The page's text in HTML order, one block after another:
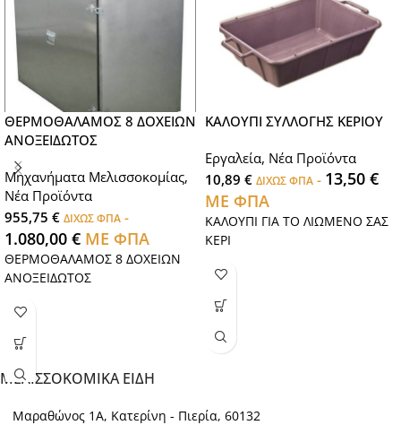
ΘΕΡΜΟΘΑΛΑΜΟΣ 8 ΔΟΧΕΙΩΝ
ΑΝΟΞΕΙΔΩΤΟΣ
Μηχανήματα Μελισσοκομίας,
Νέα Προϊόντα
955,75 € ΔΙΧΩΣ ΦΠΑ -
1.080,00 € ΜΕ ΦΠΑ
ΘΕΡΜΟΘΑΛΑΜΟΣ 8 ΔΟΧΕΙΩΝ
ΑΝΟΞΕΙΔΩΤΟΣ
ΚΑΛΟΥΠΙ ΣΥΛΛΟΓΗΣ ΚΕΡΙΟΥ
Εργαλεία, Νέα Προϊόντα
10,89 € ΔΙΧΩΣ ΦΠΑ - 13,50 €
ΜΕ ΦΠΑ
ΚΑΛΟΥΠΙ ΓΙΑ ΤΟ ΛΙΩΜΕΝΟ ΣΑΣ
ΚΕΡΙ
ΜΕΛΙΣΣΟΚΟΜΙΚΑ ΕΙΔΗ
Μαραθώνος 1Α, Κατερίνη - Πιερία, 60132